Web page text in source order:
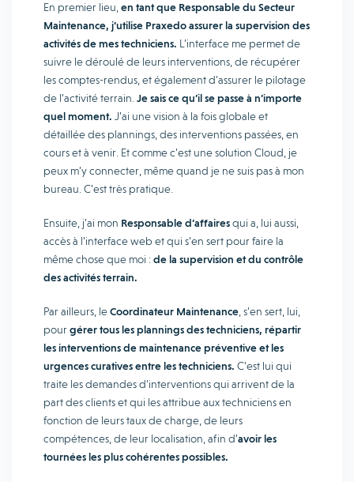
En premier lieu, en tant que Responsable du Secteur
Maintenance, j’utilise Praxedo assurer la supervision des
activités de mes techniciens. L’interface me permet de
suivre le déroulé de leurs interventions, de récupérer
les comptes-rendus, et également d’assurer le pilotage
de l’activité terrain. Je sais ce qu’il se passe à n’importe
quel moment. J’ai une vision à la fois globale et
détaillée des plannings, des interventions passées, en
cours et à venir. Et comme c’est une solution Cloud, je
peux m’y connecter, même quand je ne suis pas à mon
bureau. C’est très pratique.
Ensuite, j’ai mon Responsable d’affairesqui a, lui aussi,
accès à l’interface web et qui s’en sert pour faire la
même chose que moi : de la supervision et du contrôle
des activités terrain.
Par ailleurs, leCoordinateur Maintenance , s’en sert, lui,
pourgérer tous les plannings des techniciens, répartir
les interventions de maintenance préventive et les
urgences curatives entre les techniciens. C’est lui qui
traite les demandes d’interventions qui arrivent de la
part des clients et qui les attribue aux techniciens en
fonction de leurs taux de charge, de leurs
compétences, de leur localisation, afin d’avoir les
tournées les plus cohérentes possibles.